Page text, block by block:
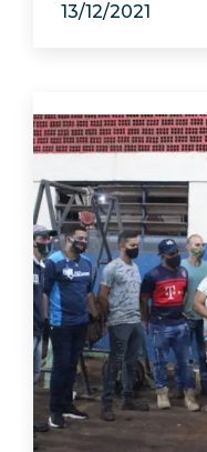
13/12/2021